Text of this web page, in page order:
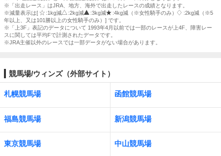
※「出走レース」はJRA、地方、海外で出走したレースの成績となります。
※減量表示は[
:1kg減 :2kg減 :3kg減 :4kg減（※女性騎手のみ）
:2kg減（※5
年以上、又は101勝以上の女性騎手のみ）] です。
※「上3F」表記のデータについて 1993年4月以前では一部のレースが上4F、障害レー
スに関しては平均Fで計測されたデータです。
※JRA主催以外のレースでは一部データがない場合があります。
競馬場/ウィンズ（外部サイト）
札幌競馬場 函館競馬場
福島競馬場 新潟競馬場
東京競馬場 中山競馬場